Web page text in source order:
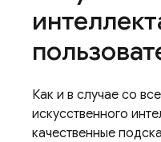
Как и в случае со
искусственного
качественные